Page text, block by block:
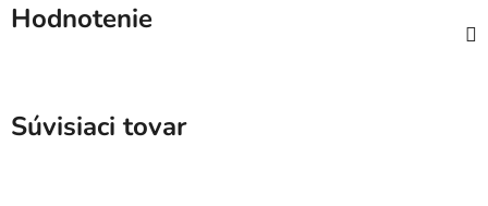
Hodnotenie
Súvisiaci tovar